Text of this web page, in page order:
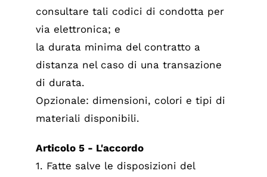
consultare tali codici di condotta per
via elettronica; e
la durata minima del contratto a
distanza nel caso di una transazione
di durata.
Opzionale: dimensioni, colori e tipi di
materiali disponibili.
Articolo 5 - L'accordo
1. Fatte salve le disposizioni del